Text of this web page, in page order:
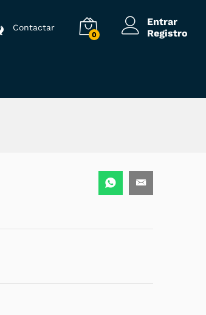
Contactar
0
Entrar
Registro
Añadir al carrito